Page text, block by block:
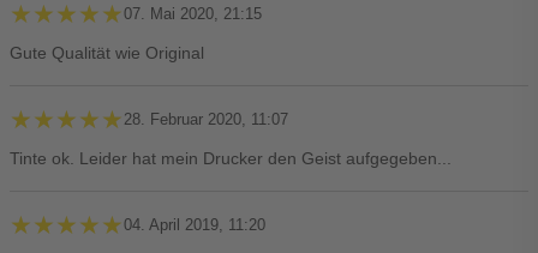
★★★★★
★★★★★07. Mai 2020, 21:15
Gute Qualität wie Original
★★★★★
★★★★★ 28. Februar 2020, 11:07
Tinte ok. Leider hat mein Drucker den Geist aufgegeben...
★★★★★
★★★★★04. April 2019, 11:20